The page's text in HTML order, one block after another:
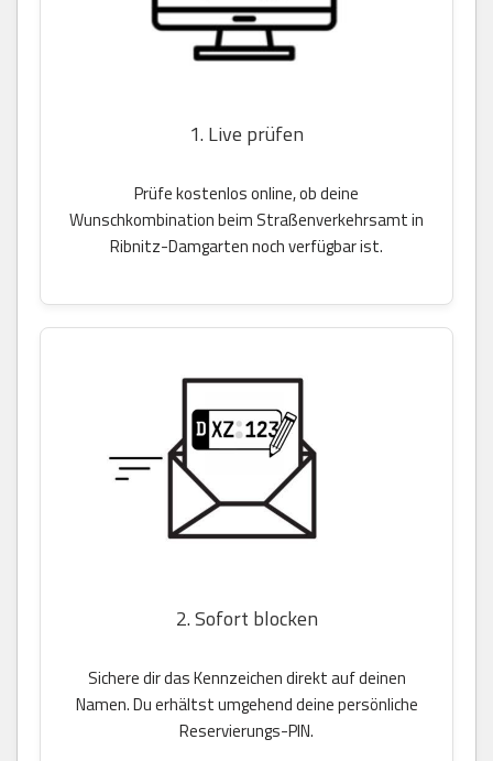
1. Live prüfen
Prüfe kostenlos online, ob deine
Wunschkombination beim Straßenverkehrsamt in
Ribnitz-Damgarten noch verfügbar ist.
2. Sofort blocken
Sichere dir das Kennzeichen direkt auf deinen
Namen. Du erhältst umgehend deine persönliche
Reservierungs-PIN.